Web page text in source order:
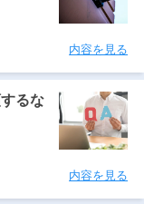
内容を見る
るな
内容を見る